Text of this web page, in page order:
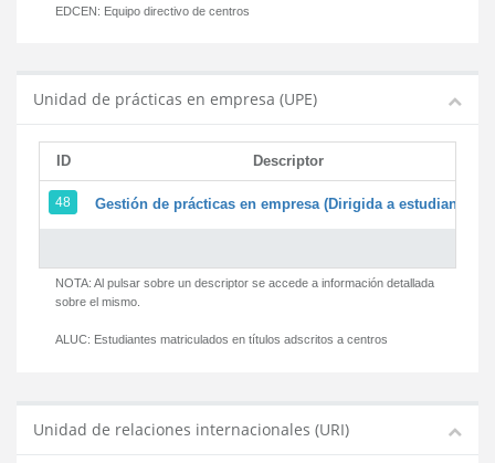
EDCEN: Equipo directivo de centros
Unidad de prácticas en empresa (UPE)
ID Descriptor
48 Gestión de prácticas en empresa (Dirigida a estudiantes)
NOTA: Al pulsar sobre un descriptor se accede a información detallada
sobre el mismo.
ALUC: Estudiantes matriculados en títulos adscritos a centros
Unidad de relaciones internacionales (URI)